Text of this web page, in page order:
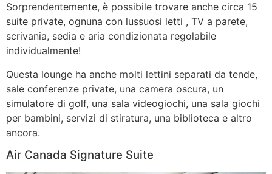
Sorprendentemente, è possibile trovare anche circa 15
suite private, ognuna con lussuosi letti , TV a parete,
scrivania, sedia e aria condizionata regolabile
individualmente!
Questa lounge ha anche molti lettini separati da tende,
sale conferenze private, una camera oscura, un
simulatore di golf, una sala videogiochi, una sala giochi
per bambini, servizi di stiratura, una biblioteca e altro
ancora.
Air Canada Signature Suite